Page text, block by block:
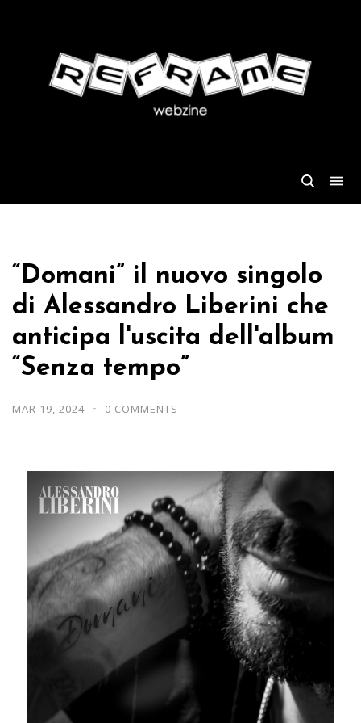
“Domani” il nuovo singolo
di Alessandro Liberini che
anticipa l'uscita dell'album
“Senza tempo”
MAR 19, 2024 0 COMMENTS